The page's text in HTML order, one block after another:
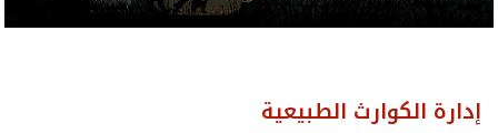
إدارة الكوارث الطبيعية